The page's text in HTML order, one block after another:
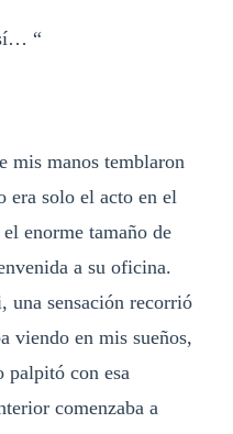
“
mis manos temblaron
era solo el acto en el
enorme tamaño de
a su oficina.
una sensación recorrió
viendo en mis sueños,
palpitó con esa
comenzaba a